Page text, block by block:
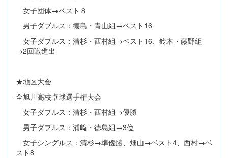
女子団体→ベスト８
男子ダブルス：德島・青山組→ベスト16
女子ダブルス：清杉・西村組→ベスト16、鈴木・藤野組
→2回戦進出
★地区大会
全旭川高校卓球選手権大会
女子ダブルス：清杉・西村組→優勝
男子ダブルス：浦﨑・徳島組→3位
女子シングルス：清杉→準優勝、畑山→ベスト4、西村→ベ
スト8